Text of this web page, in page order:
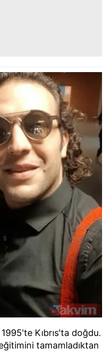
Kıbrıs'ta doğdu.
tamamladıktan